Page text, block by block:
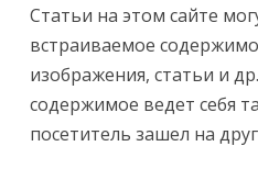
Статьи на этом сайте
встраиваемое
изображения, статьи и
содержимое ведет себя
посетитель зашел на